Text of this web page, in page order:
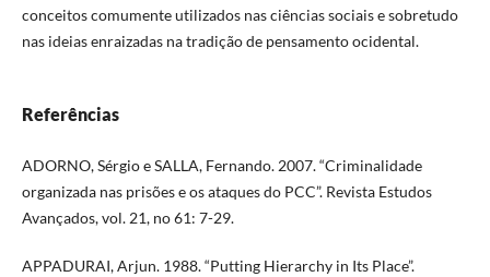
conceitos comumente utilizados nas ciências sociais e sobretudo
nas ideias enraizadas na tradição de pensamento ocidental.
Referências
ADORNO, Sérgio e SALLA, Fernando. 2007. “Criminalidade
organizada nas prisões e os ataques do PCC”. Revista Estudos
Avançados, vol. 21, no 61: 7-29.
APPADURAI, Arjun. 1988. “Putting Hierarchy in Its Place”.